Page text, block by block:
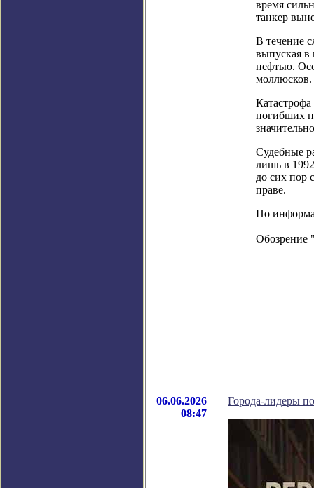
время
танкер
В течение
выпуская в
нефтью.
моллюсков.
погибших
Судебные
лишь в
до сих пор
праве.
По
Обозрение
06.06.2026
08:47
Города-лидеры